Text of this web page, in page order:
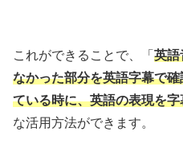
これができることで、「 英語
なかった部分を英語字幕で確
ている時に、英語の表現を
な活用方法ができます。